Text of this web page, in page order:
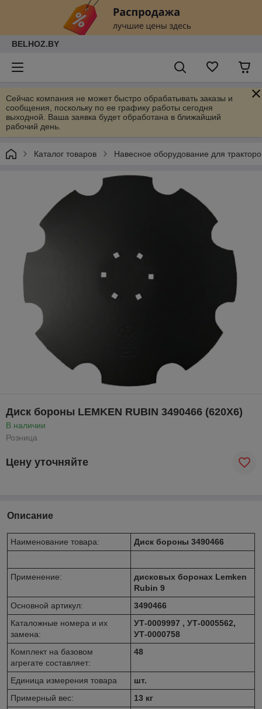
BELHOZ.BY
Сейчас компания не может быстро обрабатывать заказы и
сообщения, поскольку по ее графику работы сегодня
выходной. Ваша заявка будет обработана в ближайший
рабочий день.
Каталог товаров Навесное оборудование для
Диск бороны LEMKEN RUBIN 3490466 (620X6)
В наличии
Розница
Цену уточняйте
Описание
Наименование товара: Диск бороны 3490466
Применение:
дисковых боронах Lemken
Rubin 9
Основной артикул:
3490466
Каталожные номера и их
замена:
УТ-0009997 , УТ-0005562,
УТ-0000758
Комплект на базовом
агрегате составляет:
48
Единица измерения товара
шт.
Примерный вес:
13 кг